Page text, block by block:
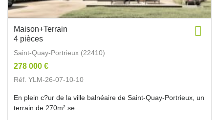
Maison+Terrain
4 pièces
Saint-Quay-Portrieux (22410)
278 000 €
Réf. YLM-26-07-10-10
En plein c?ur de la ville balnéaire de Saint-Quay-Portrieux, un
terrain de 270m² se...